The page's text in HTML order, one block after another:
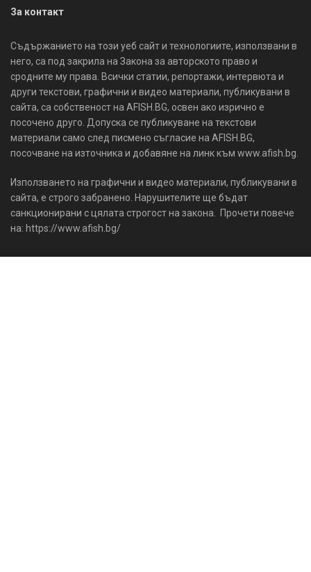
За контакт
Съдържанието на този уеб сайт и технологиите, използвани в
него, са под закрила на Закона за авторското право и
сродните му права. Всички статии, репортажи, интервюта и
други текстови, графични и видео материали, публикувани в
сайта, са собственост на AFISH.BG, освен ако изрично е
посочено друго. Допуска се публикуване на текстови
материали само след писмено съгласие на AFISH.BG,
посочване на източника и добавяне на линк към www.afish.bg.
Използването на графични и видео материали, публикувани в
сайта, е строго забранено. Нарушителите ще бъдат
санкционирани с цялата строгост на закона. Прочети повече
на: https://www.afish.bg/